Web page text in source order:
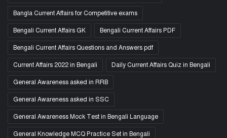
Bangla Current Affairs for Competitive exams
Bengali Current Affairs GK Bengali Current Affairs PDF
Bengali Current Affairs Questions and Answers pdf
Current Affairs 2022 in Bengali Daily Current Affairs Quiz in Bengali
General Awareness asked in RRB
General Awareness asked in SSC
General Awareness Mock Test in Bengali Language
General Knowledge MCQ Practice Set in Bengali